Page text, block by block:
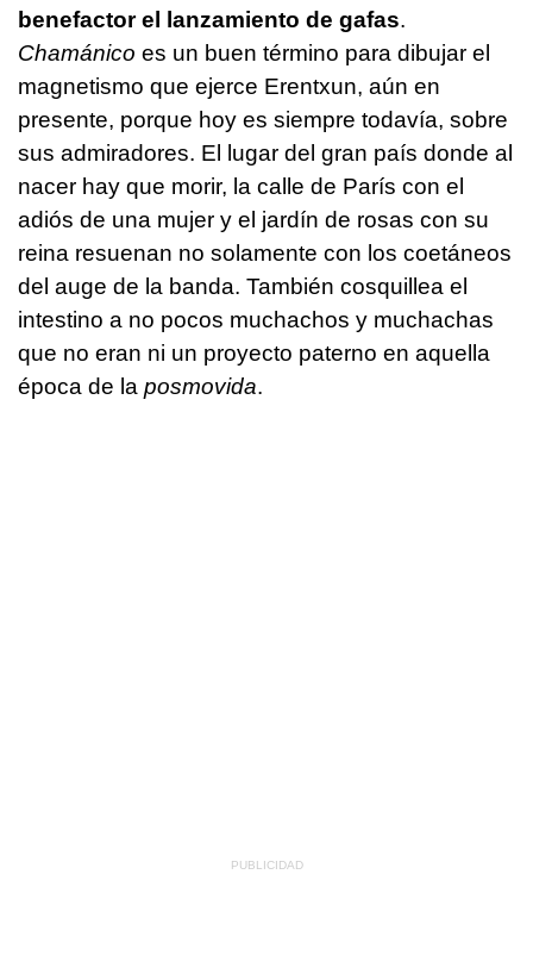
benefactor el lanzamiento de gafas.
Chamánico es un buen término para dibujar el
magnetismo que ejerce Erentxun, aún en
presente, porque hoy es siempre todavía, sobre
sus admiradores. El lugar del gran país donde al
nacer hay que morir, la calle de París con el
adiós de una mujer y el jardín de rosas con su
reina resuenan no solamente con los coetáneos
del auge de la banda. También cosquillea el
intestino a no pocos muchachos y muchachas
que no eran ni un proyecto paterno en aquella
época de la posmovida.